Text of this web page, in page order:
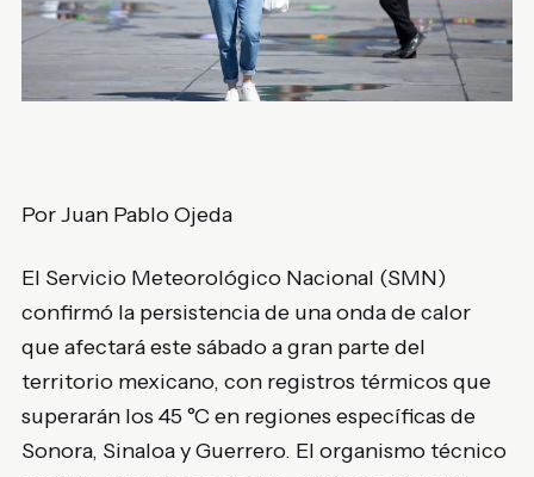
Por Juan Pablo Ojeda
El Servicio Meteorológico Nacional (SMN)
confirmó la persistencia de una onda de calor
que afectará este sábado a gran parte del
territorio mexicano, con registros térmicos que
superarán los 45 °C en regiones específicas de
Sonora, Sinaloa y Guerrero. El organismo técnico